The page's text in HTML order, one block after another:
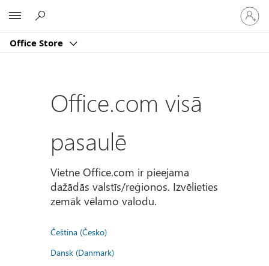
Office Store
savā
kontā
Office.com visā
pasaulē
Vietne Office.com ir pieejama
dažādās valstīs/reģionos. Izvēlieties
zemāk vēlamo valodu.
Čeština (Česko)
Dansk (Danmark)